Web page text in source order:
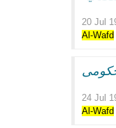
20 Jul
Al-Wafd
24 Jul
Al-Wafd